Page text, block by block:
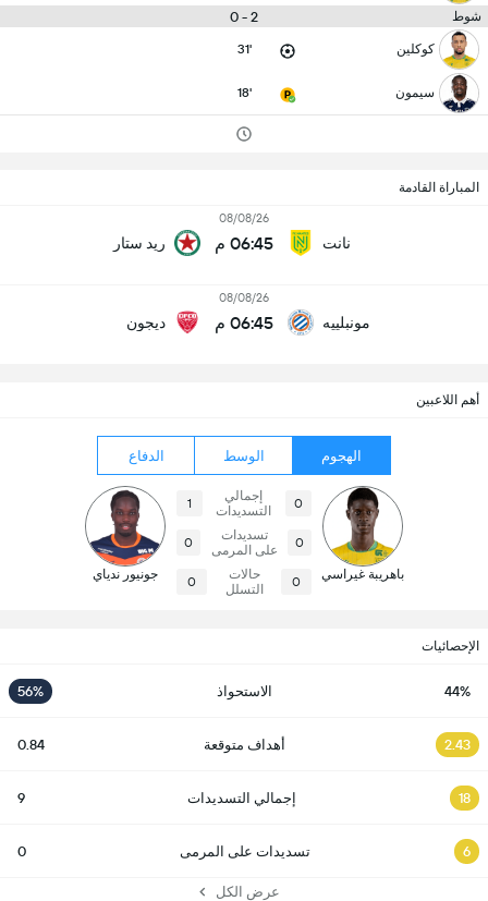
شوط 2 - 0
كوكلين 31'
سيمون 18'
المباراة القادمة
نانت
08/08/26
06:45 م ريد ستار
مونبلييه
08/08/26
06:45 م ديجون
أهم اللاعبين
الهجوم الوسط الدفاع
باهريبة غيراسي
0
إجمالي
التسديدات
1
0
تسديدات
على المرمى
0
0
حالات
التسلل
0 جونيور ندياي
الإحصائيات
44% الاستحواذ 56%
2.43 أهداف متوقعة 0.84
18 إجمالي التسديدات 9
6 تسديدات على المرمى 0
عرض الكل